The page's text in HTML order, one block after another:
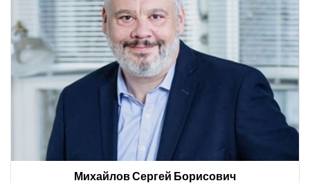
Михайлов Сергей Борисович